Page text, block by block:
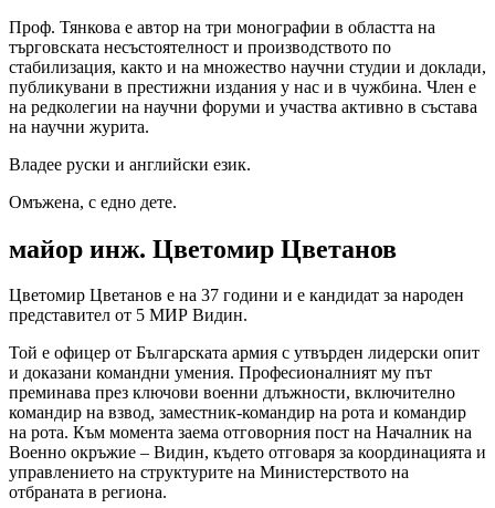
Проф. Тянкова е автор на три монографии в областта на
търговската несъстоятелност и производството по
стабилизация, както и на множество научни студии и доклади,
публикувани в престижни издания у нас и в чужбина. Член е
на редколегии на научни форуми и участва активно в състава
на научни журита.
Владее руски и английски език.
Омъжена, с едно дете.
майор инж. Цветомир Цветанов
Цветомир Цветанов е на 37 години и е кандидат за народен
представител от 5 МИР Видин.
Той е офицер от Българската армия с утвърден лидерски опит
и доказани командни умения. Професионалният му път
преминава през ключови военни длъжности, включително
командир на взвод, заместник-командир на рота и командир
на рота. Към момента заема отговорния пост на Началник на
Военно окръжие – Видин, където отговаря за координацията и
управлението на структурите на Министерството на
отбраната в региона.